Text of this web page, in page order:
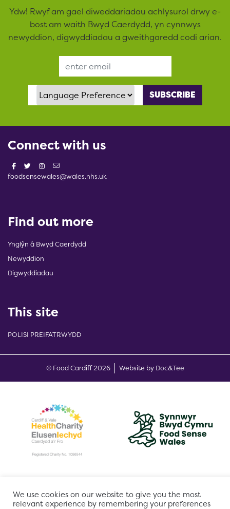
Ydw! Rwyf am gael diweddariadau achlysurol drwy e-
bost am waith Bwyd Caerdydd, yn cynnwys
newyddion, digwyddiadau a gweithgaredd codi arian.
Language Preference
Connect with us
foodsensewales@wales.nhs.uk
Find out more
Ynglŷn â Bwyd Caerdydd
Newyddion
Digwyddiadau
This site
POLISI PREIFATRWYDD
© Food Cardiff 2026 Website by Doc&Tee(opens new
We use cookies on our website to give you the most
relevant experience by remembering your preferences